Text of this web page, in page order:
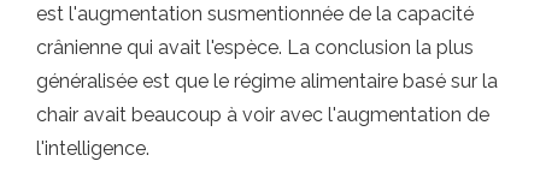
est l'augmentation susmentionnée de la capacité
crânienne qui avait l'espèce. La conclusion la plus
généralisée est que le régime alimentaire basé sur la
chair avait beaucoup à voir avec l'augmentation de
l'intelligence.